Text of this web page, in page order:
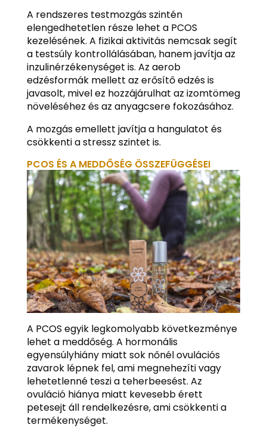
A rendszeres testmozgás szintén
elengedhetetlen része lehet a PCOS
kezelésének. A fizikai aktivitás nemcsak segít
a testsúly kontrollálásában, hanem javítja az
inzulinérzékenységet is. Az aerob
edzésformák mellett az erősítő edzés is
javasolt, mivel ez hozzájárulhat az izomtömeg
növeléséhez és az anyagcsere fokozásához.
A mozgás emellett javítja a hangulatot és
csökkenti a stressz szintet is.
PCOS ÉS A MEDDŐSÉG ÖSSZEFÜGGÉSEI
A PCOS egyik legkomolyabb következménye
lehet a meddőség. A hormonális
egyensúlyhiány miatt sok nőnél ovulációs
zavarok lépnek fel, ami megnehezíti vagy
lehetetlenné teszi a teherbeesést. Az
ovuláció hiánya miatt kevesebb érett
petesejt áll rendelkezésre, ami csökkenti a
termékenységet.